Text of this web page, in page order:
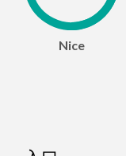
Nice